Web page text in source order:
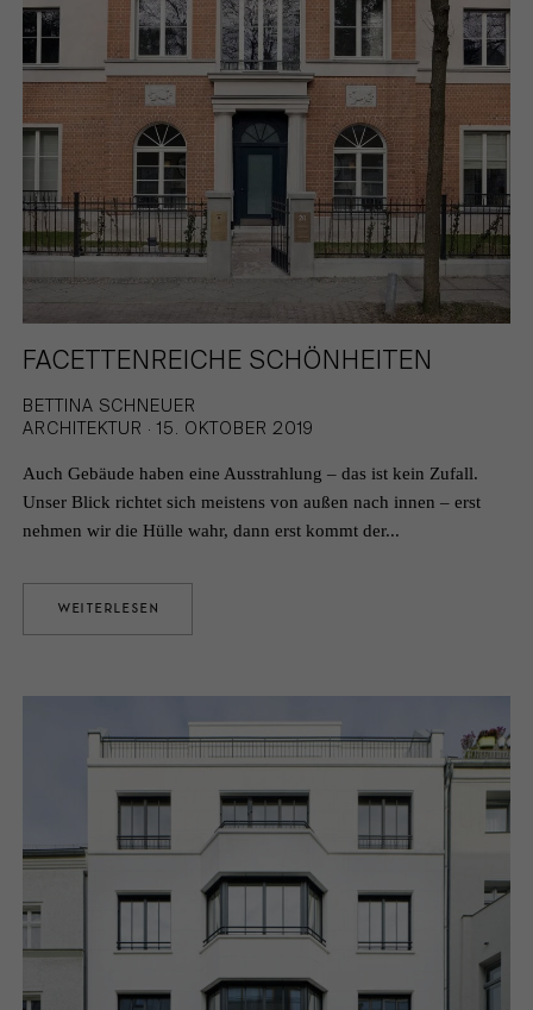
FACETTENREICHE SCHÖNHEITEN
BETTINA SCHNEUER
ARCHITEKTUR · 15. OKTOBER 2019
Auch Gebäude haben eine Ausstrahlung – das ist kein Zufall.
Unser Blick richtet sich meistens von außen nach innen – erst
nehmen wir die Hülle wahr, dann erst kommt der...
WEITERLESEN